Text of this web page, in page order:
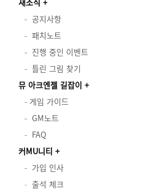
공지사항
패치노트
진행 중인 이벤트
틀린 그림 찾기
뮤 아크엔젤 길잡이
게임 가이드
GM노트
FAQ
커MU니티
가입 인사
출석 체크